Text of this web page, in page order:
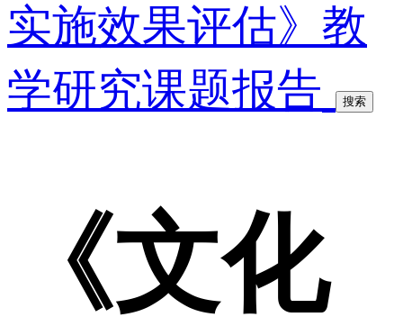
实施效果评估》教
学研究课题报告
搜索
《文化